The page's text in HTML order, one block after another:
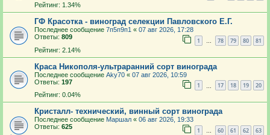
Рейтинг: 1.34%
ГФ Красотка - виноград селекции Павловского Е.Г.
Последнее сообщение 7п5п9п1 « 07 авг 2026, 17:28
Ответы: 809 1 … 78 79 80 81
Рейтинг: 2.14%
Краса Никополя-ультраранний сорт винограда
Последнее сообщение Aky70 « 07 авг 2026, 10:59
Ответы: 197 1 17 18 19 20
Рейтинг: 0.04%
Кристалл- технический, винный сорт винограда
Последнее сообщение Маршал « 06 авг 2026, 19:33
Ответы: 625 1 … 60 61 62 63